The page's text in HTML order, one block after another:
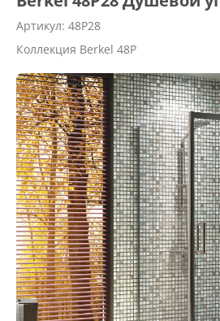
Артикул: 48P28
Коллекция Berkel 48P